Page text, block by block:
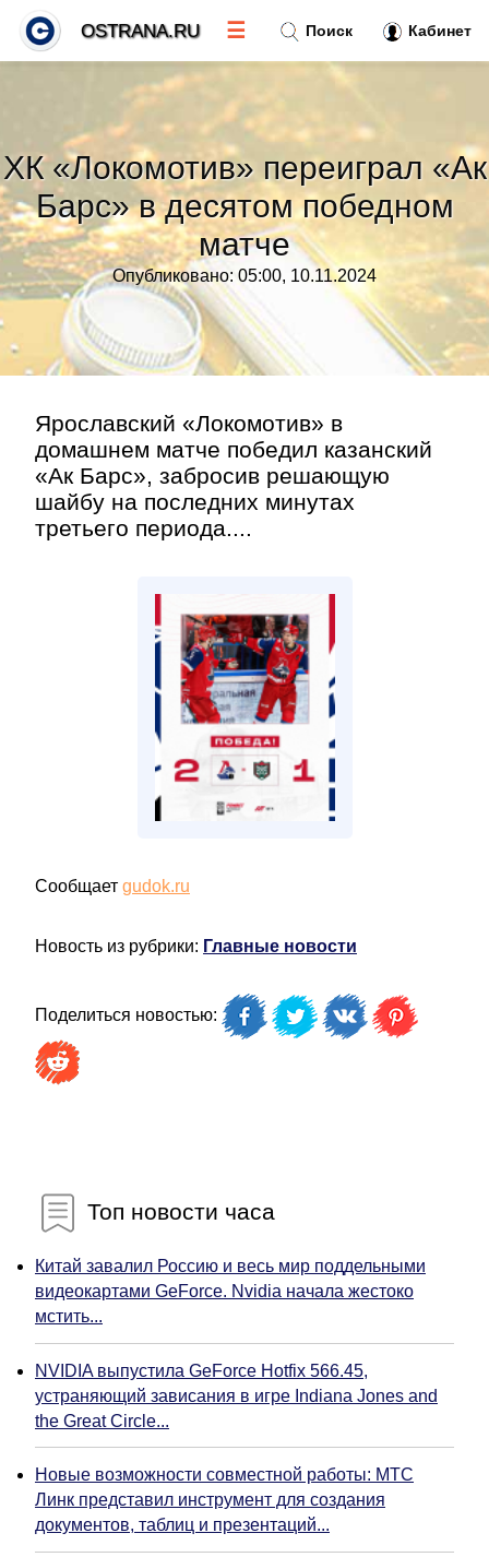
ХК «Локомотив» переиграл «Ак
Барс» в десятом победном
матче
Опубликовано: 05:00, 10.11.2024
Ярославский «Локомотив» в
домашнем матче победил казанский
«Ак Барс», забросив решающую
шайбу на последних минутах
третьего периода....
Сообщает gudok.ru
Новость из рубрики: Главные новости
Поделиться новостью:
Топ новости часа
Китай завалил Россию и весь мир поддельными
видеокартами GeForce. Nvidia начала жестоко
мстить...
NVIDIA выпустила GeForce Hotfix 566.45,
устраняющий зависания в игре Indiana Jones and
the Great Circle...
Новые возможности совместной работы: МТС
Линк представил инструмент для создания
документов, таблиц и презентаций...
Поиск Кабинет
OSTRANA.RU ☰
Тренды новостей»
Рубрики»
Правила
Контакт»